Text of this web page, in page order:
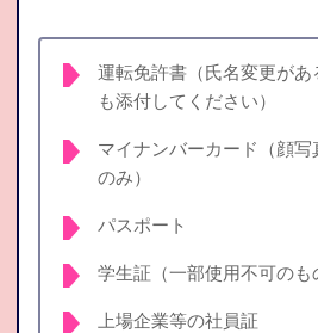
運転免許書（氏名変更が
も添付してください）
マイナンバーカード（顔
のみ）
パスポート
学生証（一部使用不可のも
上場企業等の社員証